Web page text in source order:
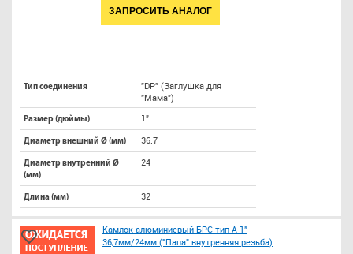
ЗАПРОСИТЬ АНАЛОГ
Тип соединения
"DP" (Заглушка для
"Мама")
Размер (дюймы) 1"
Диаметр внешний Ø (мм) 36.7
Диаметр внутренний Ø
(мм)
24
Длина (мм) 32
Камлок алюминиевый БРС тип A 1"
36,7мм/24мм ("Папа" внутренняя резьба)